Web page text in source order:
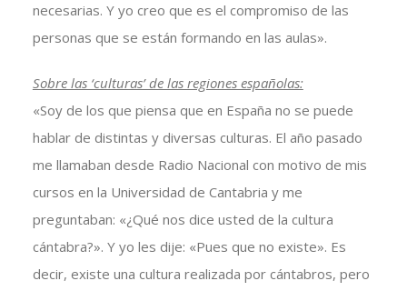
necesarias. Y yo creo que es el compromiso de las
personas que se están formando en las aulas».
Sobre las ‘culturas’ de las regiones españolas:
«Soy de los que piensa que en España no se puede
hablar de distintas y diversas culturas. El año pasado
me llamaban desde Radio Nacional con motivo de mis
cursos en la Universidad de Cantabria y me
preguntaban: «¿Qué nos dice usted de la cultura
cántabra?». Y yo les dije: «Pues que no existe». Es
decir, existe una cultura realizada por cántabros, pero